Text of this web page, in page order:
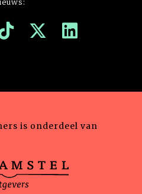
is onderdeel van